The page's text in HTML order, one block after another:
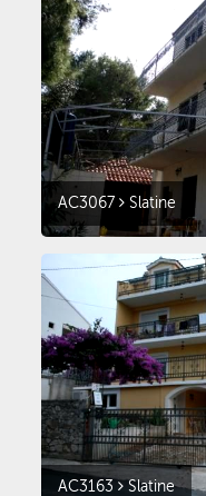
AC3067 Slatine
AC3163 Slatine